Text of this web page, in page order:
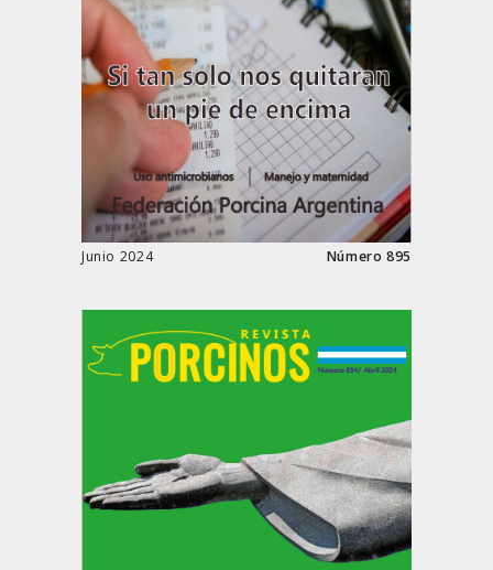
Junio 2024 Número 895